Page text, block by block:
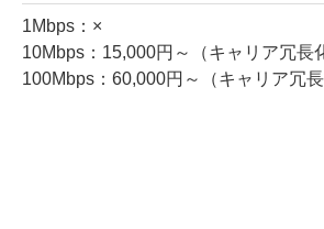
1Mbps：×
10Mbps：15,000円～（キャリア冗長
100Mbps：60,000円～（キャリア冗長